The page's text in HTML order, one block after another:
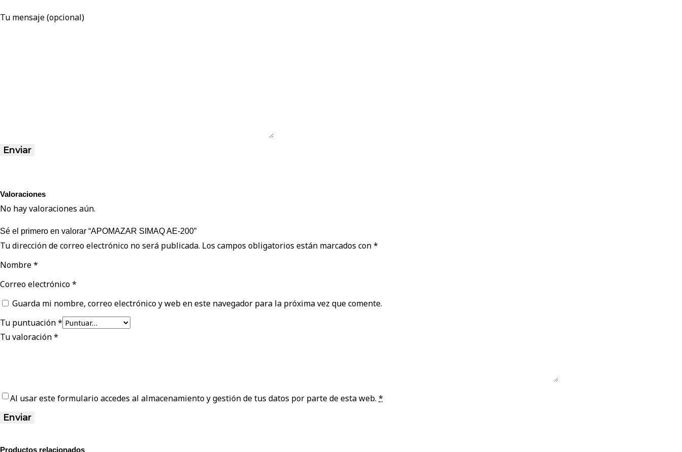
Tu mensaje (opcional)
Valoraciones
No hay valoraciones aún.
Sé el primero en valorar “APOMAZAR SIMAQ AE-200”
Tu dirección de correo electrónico no será publicada. Los campos obligatorios están marcados con*
Nombre*
Correo electrónico*
Guarda mi nombre, correo electrónico y web en este navegador para la próxima vez que comente.
Tu puntuación*
Tu valoración*
Al usar este formulario accedes al almacenamiento y gestión de tus datos por parte de esta web. *
Productos relacionados